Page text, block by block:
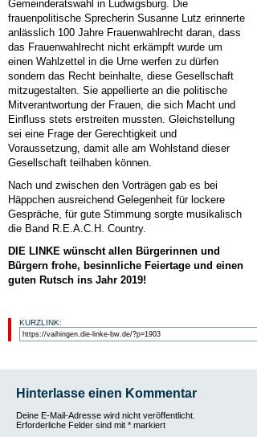
Gemeinderatswahl in Ludwigsburg. Die
frauenpolitische Sprecherin Susanne Lutz erinnerte
anlässlich 100 Jahre Frauenwahlrecht daran, dass
das Frauenwahlrecht nicht erkämpft wurde um
einen Wahlzettel in die Urne werfen zu dürfen
sondern das Recht beinhalte, diese Gesellschaft
mitzugestalten. Sie appellierte an die politische
Mitverantwortung der Frauen, die sich Macht und
Einfluss stets erstreiten mussten. Gleichstellung
sei eine Frage der Gerechtigkeit und
Voraussetzung, damit alle am Wohlstand dieser
Gesellschaft teilhaben können.
Nach und zwischen den Vorträgen gab es bei
Häppchen ausreichend Gelegenheit für lockere
Gespräche, für gute Stimmung sorgte musikalisch
die Band R.E.A.C.H. Country.
DIE LINKE wünscht allen Bürgerinnen und
Bürgern frohe, besinnliche Feiertage und einen
guten Rutsch ins Jahr 2019!
KURZLINK:
Hinterlasse einen Kommentar
Deine E-Mail-Adresse wird nicht veröffentlicht.
Erforderliche Felder sind mit * markiert